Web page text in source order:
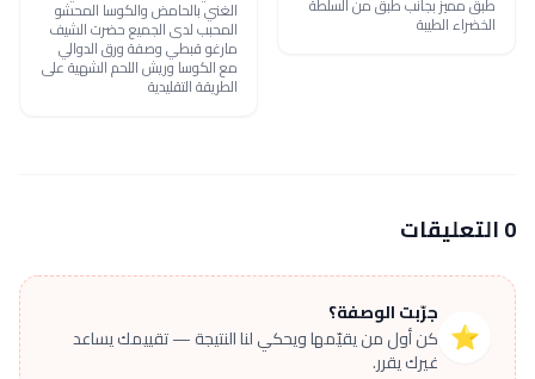
الخضراء الطيبة
الغني بالحامض والكوسا المحشو
المحبب لدى الجميع حضرت الشيف
مارغو قبطي وصفة ورق الدوالي
مع الكوسا وريش اللحم الشهية على
الطريقة التقليدية
0 التعليقات
⭐
جرّبت الوصفة؟
كن أول من يقيّمها ويحكي لنا النتيجة — تقييمك يساعد
غيرك يقرر.